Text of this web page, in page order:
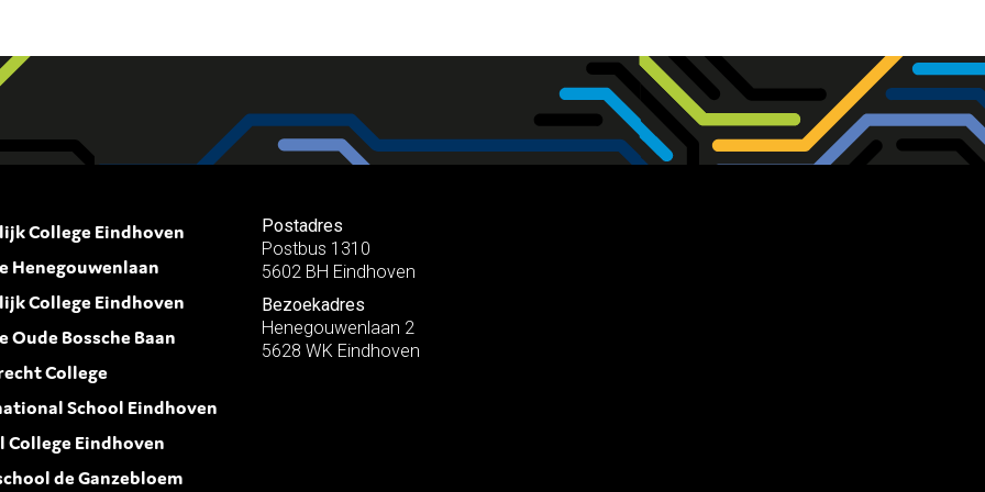
College Eindhoven
Henegouwenlaan
College Eindhoven
Oude Bossche Baan
College
School Eindhoven
College Eindhoven
de Ganzebloem
Postadres
Postbus 1310
5602 BH Eindhoven
Bezoekadres
Henegouwenlaan 2
5628 WK Eindhoven